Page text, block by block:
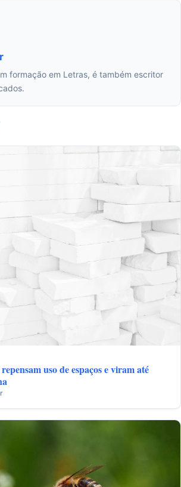
formação em Letras, é também escritor
uso de espaços e viram até